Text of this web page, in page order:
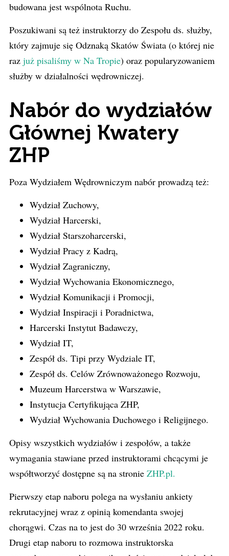
budowana jest wspólnota Ruchu.
Poszukiwani są też instruktorzy do Zespołu ds. służby,
który zajmuje się Odznaką Skatów Świata (o której nie
raz już pisaliśmy w Na Tropie) oraz popularyzowaniem
służby w działalności wędrowniczej.
Nabór do wydziałów
Głównej Kwatery
ZHP
Poza Wydziałem Wędrowniczym nabór prowadzą też:
Wydział Zuchowy,
Wydział Harcerski,
Wydział Starszoharcerski,
Wydział Pracy z Kadrą,
Wydział Zagraniczny,
Wydział Wychowania Ekonomicznego,
Wydział Komunikacji i Promocji,
Wydział Inspiracji i Poradnictwa,
Harcerski Instytut Badawczy,
Wydział IT,
Zespół ds. Tipi przy Wydziale IT,
Zespół ds. Celów Zrównoważonego Rozwoju,
Muzeum Harcerstwa w Warszawie,
Instytucja Certyfikująca ZHP,
Wydział Wychowania Duchowego i Religijnego.
Opisy wszystkich wydziałów i zespołów, a także
wymagania stawiane przed instruktorami chcącymi je
współtworzyć dostępne są na stronie ZHP.pl.
Pierwszy etap naboru polega na wysłaniu ankiety
rekrutacyjnej wraz z opinią komendanta swojej
chorągwi. Czas na to jest do 30 września 2022 roku.
Drugi etap naboru to rozmowa instruktorska